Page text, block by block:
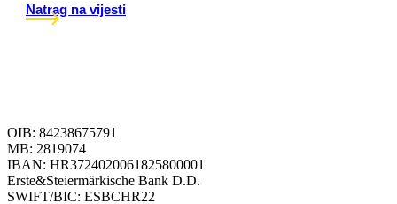
Natrag na vijesti
OIB: 84238675791
MB: 2819074
IBAN: HR3724020061825800001
Erste&Steiermärkische Bank D.D.
SWIFT/BIC: ESBCHR22